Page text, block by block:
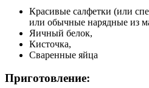
Красивые салфетки (или
или обычные нарядные из
Яичный белок,
Кисточка,
Сваренные яйца
Приготовление: